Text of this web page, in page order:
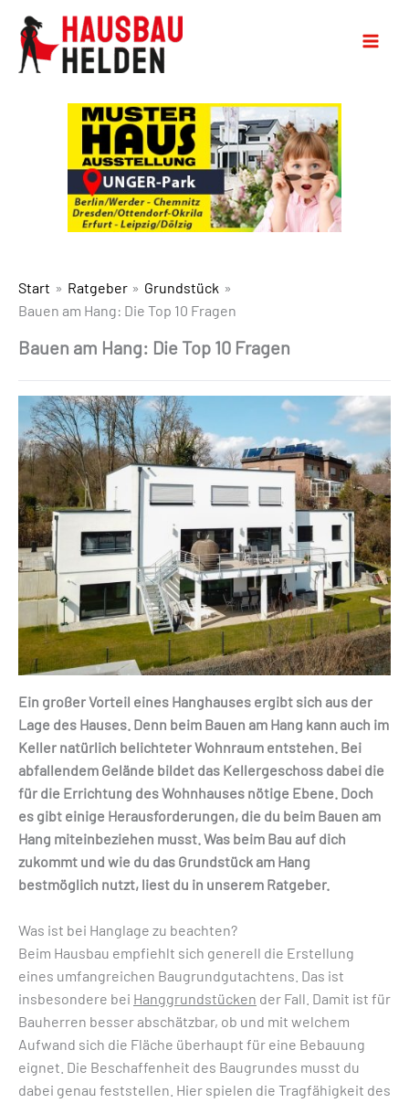
Start Ratgeber
Grundstück
Bauen am Hang: Die Top 10 Fragen
Bauen am Hang: Die Top 10 Fragen
Ein großer Vorteil eines Hanghauses ergibt sich aus der
Lage des Hauses. Denn beim Bauen am Hang kann auch im
Keller natürlich belichteter Wohnraum entstehen. Bei
abfallendem Gelände bildet das Kellergeschoss dabei die
für die Errichtung des Wohnhauses nötige Ebene. Doch
es gibt einige Herausforderungen, die du beim Bauen am
Hang miteinbeziehen musst. Was beim Bau auf dich
zukommt und wie du das Grundstück am Hang
bestmöglich nutzt, liest du in unserem Ratgeber.
Was ist bei Hanglage zu beachten?
Beim Hausbau empfiehlt sich generell die Erstellung
eines umfangreichen Baugrundgutachtens. Das ist
insbesondere bei Hanggrundstücken der Fall. Damit ist für
Bauherren besser abschätzbar, ob und mit welchem
Aufwand sich die Fläche überhaupt für eine Bebauung
eignet. Die Beschaffenheit des Baugrundes musst du
dabei genau feststellen. Hier spielen die Tragfähigkeit des